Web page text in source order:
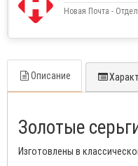
Новая Почта -
Описание
Золотые
Изготовлены в